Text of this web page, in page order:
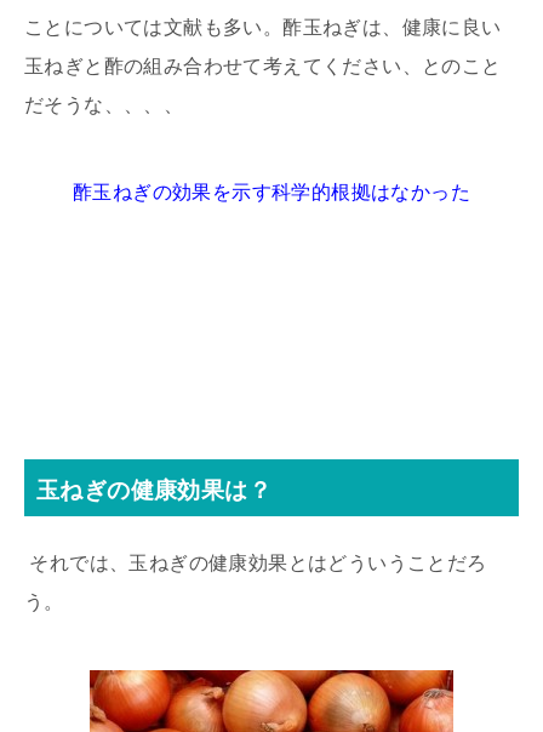
ことについては文献も多い。酢玉ねぎは、健康に良い
玉ねぎと酢の組み合わせて考えてください、とのこと
だそうな、、、、
酢玉ねぎの効果を示す科学的根拠はなかった
玉ねぎの健康効果は？
それでは、玉ねぎの健康効果とはどういうことだろ
う。